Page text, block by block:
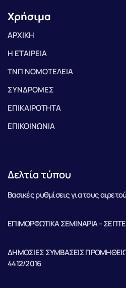
Χρήσιμα
ΑΡΧΙΚΗ
Η ΕΤΑΙΡΕΙΑ
ΤΝΠ ΝΟΜΟΤΕΛΕΙΑ
ΣΥΝΔΡΟΜΕΣ
ΕΠΙΚΑΙΡΟΤΗΤΑ
ΕΠΙΚΟΙΝΩΝΙΑ
Δελτία τύπου
Βασικές ρυθμίσεις για τους
ΕΠΙΜΟΡΦΩΤΙΚΑ ΣΕΜΙΝΑΡΙΑ –
ΔΗΜΟΣΙΕΣ ΣΥΜΒΑΣΕΙΣ
4412/2016